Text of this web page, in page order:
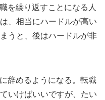
を繰り返すことになる人
、相当にハードルが高い
うと、後はハードルが非
辞めるようになる。転職
いけばいいですが、たい